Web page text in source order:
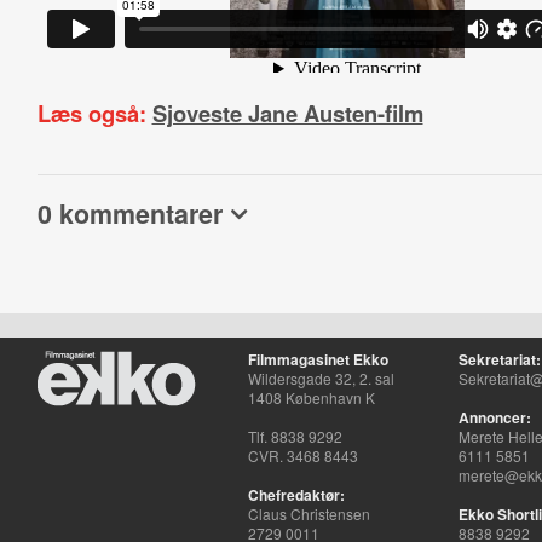
Læs også: Sjoveste Jane Austen-film
0 kommentarer
Filmmagasinet Ekko
Wildersgade 32, 2. sal
1408 København K
Tlf. 8838 9292
CVR. 3468 8443
Chefredaktør:
Claus Christensen
2729 0011
Sekretariat:
Annoncer:
Merete
6111 5851
Ekko
8838 9292